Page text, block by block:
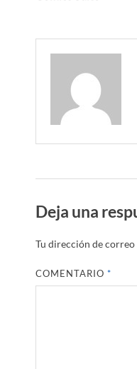
Deja una
Tu dirección de
COMENTARIO *